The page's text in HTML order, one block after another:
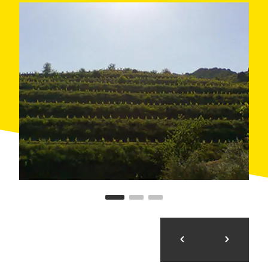
divuit mesos (vi de criança). Finalment reposen en
ampolles fins que estan a punt perquè es
comercialitzin.
Els seus vins són els negres Clos Penat i Petit Clos
Penat
que, sota la DOQ Priorat
, desprenen una
aroma afruitada i licorosa. Lesvisites, en grups de
màxim vuit persones, poden degustar-los un cop han
recorregut el celler i la finca Les Comes.